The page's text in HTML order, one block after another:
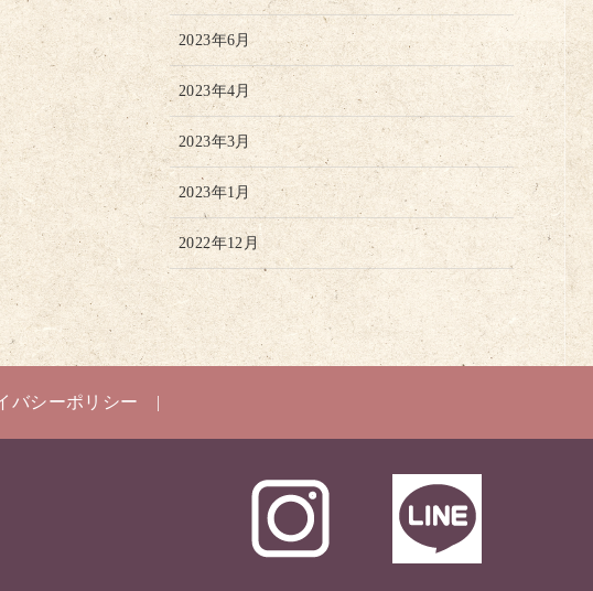
2023年6月
2023年4月
2023年3月
2023年1月
2022年12月
バシーポリシー